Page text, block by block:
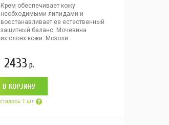
Крем обеспечивает кожу
необходимыми липидами и
восстанавливает ее естественный
защитный баланс. Мочевина
слоях кожи. Мозоли
2433 р.
В КОРЗИНУ
1 шт